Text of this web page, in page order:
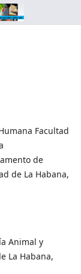
Facultad
de
de La Habana,
Animal y
La Habana,